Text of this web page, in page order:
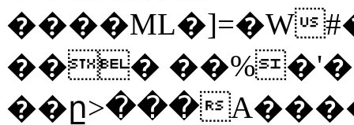
����ML�]=�W
���
��ը>���